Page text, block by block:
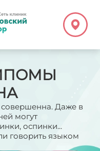
Даже в
могут
оспинки...
говорить языком